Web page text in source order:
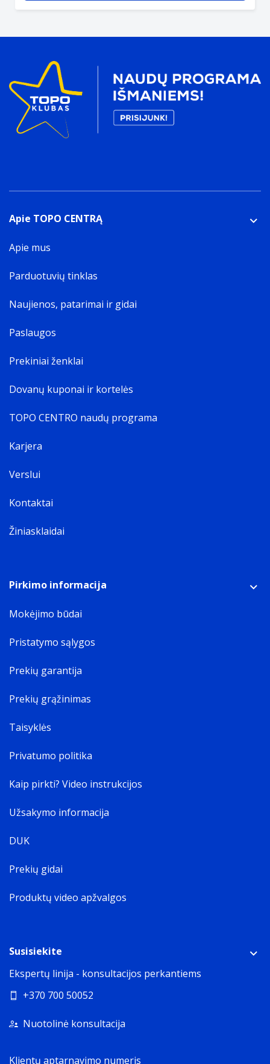
Apie TOPO CENTRĄ
Apie mus
Parduotuvių tinklas
Naujienos, patarimai ir gidai
Paslaugos
Prekiniai ženklai
Dovanų kuponai ir kortelės
TOPO CENTRO naudų programa
Karjera
Verslui
Kontaktai
Žiniasklaidai
Pirkimo informacija
Mokėjimo būdai
Pristatymo sąlygos
Prekių garantija
Prekių grąžinimas
Taisyklės
Privatumo politika
Kaip pirkti? Video instrukcijos
Užsakymo informacija
DUK
Prekių gidai
Produktų video apžvalgos
Susisiekite
Ekspertų linija - konsultacijos perkantiems
+370 700 50052
Nuotolinė konsultacija
Klientų aptarnavimo numeris